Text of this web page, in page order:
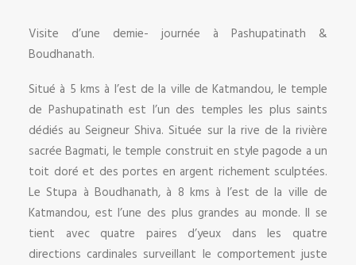
Visite d’une demie- journée à Pashupatinath &
Boudhanath.
Situé à 5 kms à l’est de la ville de Katmandou, le temple
de Pashupatinath est l’un des temples les plus saints
dédiés au Seigneur Shiva. Située sur la rive de la rivière
sacrée Bagmati, le temple construit en style pagode a un
toit doré et des portes en argent richement sculptées.
Le Stupa à Boudhanath, à 8 kms à l’est de la ville de
Katmandou, est l’une des plus grandes au monde. Il se
tient avec quatre paires d’yeux dans les quatre
directions cardinales surveillant le comportement juste